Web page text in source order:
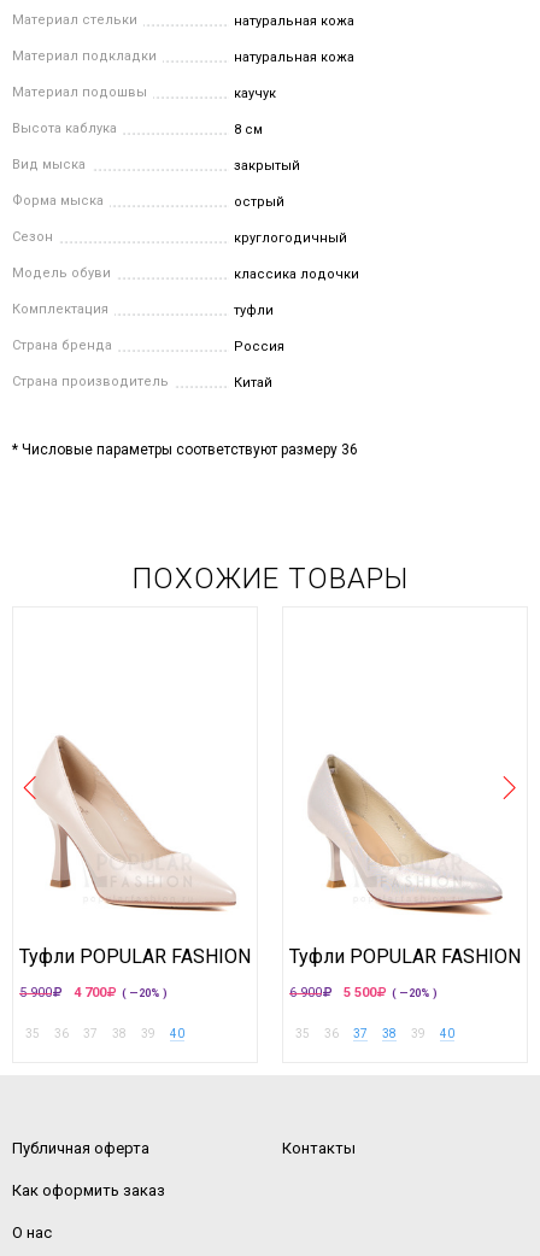
Материал стельки натуральная кожа
Материал подкладки натуральная кожа
Материал подошвы каучук
Высота каблука 8 см
Вид мыска закрытый
Форма мыска острый
Сезон круглогодичный
Модель обуви классика лодочки
Комплектация туфли
Страна бренда Россия
Страна производитель Китай
* Числовые параметры соответствуют размеру 36
ПОХОЖИЕ ТОВАРЫ
Туфли POPULAR FASHION
5 900 4 700 ( —20% )
35 36 37 38 39 40
Туфли POPULAR FASHION
6 900 5 500 ( —20% )
35 36 37 38 39 40
Публичная оферта
Как оформить заказ
О нас
Контакты